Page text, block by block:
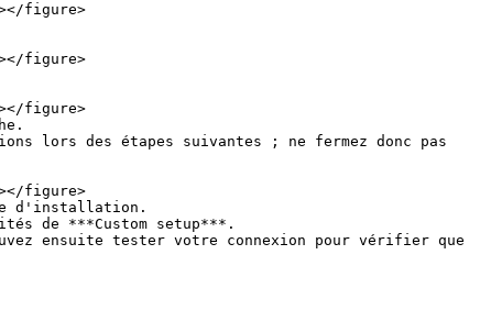
lors des étapes suivantes ; ne fermez donc pas
d'installation.
de ***Custom setup***.
ensuite tester votre connexion pour vérifier que